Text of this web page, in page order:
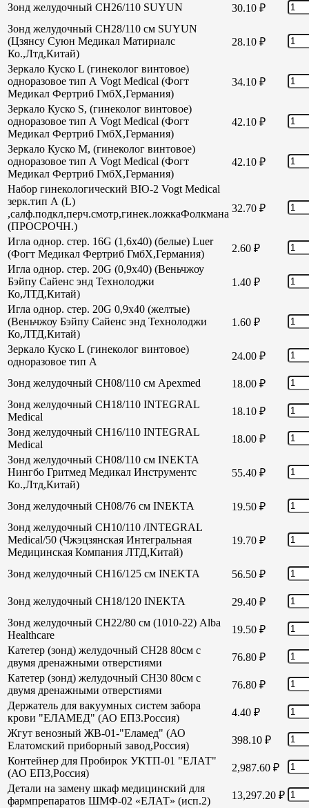
Зонд желудочный СН26/110 SUYUN 30.10 ₽
Зонд желудочный СН28/110 см SUYUN
(Цзянсу Суюн Медикал Матириалс
Ко.,Лтд,Китай)
28.10 ₽
Зеркало Куско L (гинеколог винтовое)
одноразовое тип А Vogt Medical (Фогт
Медикал Фертриб ГмбХ,Германия)
34.10 ₽
Зеркало Куско S, (гинеколог винтовое)
одноразовое тип А Vogt Medical (Фогт
Медикал Фертриб ГмбХ,Германия)
42.10 ₽
Зеркало Куско М, (гинеколог винтовое)
одноразовое тип А Vogt Medical (Фогт
Медикал Фертриб ГмбХ,Германия)
42.10 ₽
Набор гинекологический BIO-2 Vogt Medical
зерк.тип А (L)
,салф.подкл,перч.смотр,гинек.ложкаФолкмана
(ПРОСРОЧН.)
32.70 ₽
Игла однор. стер. 16G (1,6х40) (белые) Luer
(Фогт Медикал Фертриб ГмбХ,Германия)
2.60 ₽
Игла однор. стер. 20G (0,9х40) (Веньчжоу
Бэйпу Сайенс энд Технолоджи
Ко,ЛТД,Китай)
1.40 ₽
Игла однор. стер. 20G 0,9х40 (желтые)
(Веньчжоу Бэйпу Сайенс энд Технолоджи
Ко,ЛТД,Китай)
1.60 ₽
Зеркало Куско L (гинеколог винтовое)
одноразовое тип А
24.00 ₽
Зонд желудочный СН08/110 см Apexmed 18.00 ₽
Зонд желудочный СН18/110 INTEGRAL
Medical
18.10 ₽
Зонд желудочный СН16/110 INTEGRAL
Medical
18.00 ₽
Зонд желудочный СН08/110 см INEKTA
Нингбо Гритмед Медикал Инструментс
Ко.,Лтд,Китай)
55.40 ₽
Зонд желудочный СН08/76 см INEKTA 19.50 ₽
Зонд желудочный СН10/110 /INTEGRAL
Medical/50 (Чжэцзянская Интегральная
Медицинская Компания ЛТД,Китай)
19.70 ₽
Зонд желудочный СН16/125 см INEKTA 56.50 ₽
Зонд желудочный СН18/120 INEKTA 29.40 ₽
Зонд желудочный СН22/80 см (1010-22) Alba
Healthcare
19.50 ₽
Катетер (зонд) желудочный СН28 80см с
двумя дренажными отверстиями
76.80 ₽
Катетер (зонд) желудочный СН30 80см с
двумя дренажными отверстиями
76.80 ₽
Держатель для вакуумных систем забора
крови "ЕЛАМЕД" (АО ЕПЗ.Россия)
4.40 ₽
Жгут венозный ЖВ-01-"Еламед" (АО
Елатомский приборный завод,Россия)
398.10 ₽
Контейнер для Пробирок УКТП-01 "ЕЛАТ"
(АО ЕПЗ,Россия)
2,987.60 ₽
Детали на замену шкаф медицинский для
фармпрепаратов ШМФ-02 «ЕЛАТ» (исп.2)
13,297.20 ₽